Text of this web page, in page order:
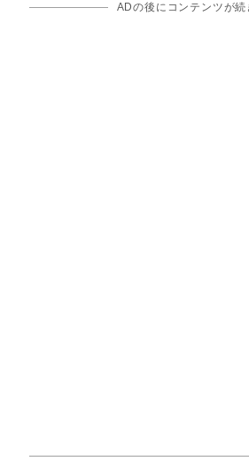
ADの後にコンテンツが続